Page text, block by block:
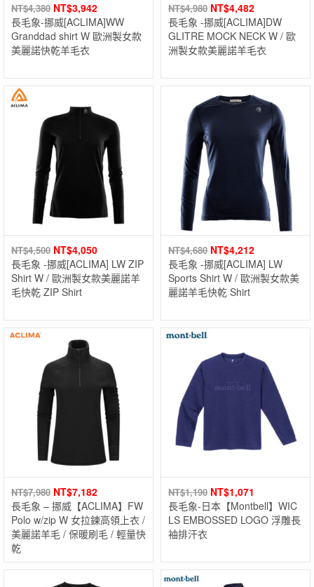
NT$4,380 NT$3,942
長毛象-挪威[ACLIMA]WW
Granddad shirt W 歐洲製女款
美麗諾快乾羊毛衣
NT$4,980 NT$4,482
長毛象 -挪威[ACLIMA]DW
GLITRE MOCK NECK W / 歐
洲製女款美麗諾羊毛衣
NT$4,500 NT$4,050
長毛象 -挪威[ACLIMA] LW ZIP
Shirt W / 歐洲製女款美麗諾羊
毛快乾 ZIP Shirt
NT$4,680 NT$4,212
長毛象 -挪威[ACLIMA] LW
Sports Shirt W / 歐洲製女款美
麗諾羊毛快乾 Shirt
NT$7,980 NT$7,182
長毛象 – 挪威【ACLIMA】FW
Polo w/zip W 女拉鍊高領上衣 /
美麗諾羊毛 / 保暖刷毛 / 輕量快
乾
NT$1,190 NT$1,071
長毛象-日本【Montbell】WIC
LS EMBOSSED LOGO 浮雕長
袖排汗衣